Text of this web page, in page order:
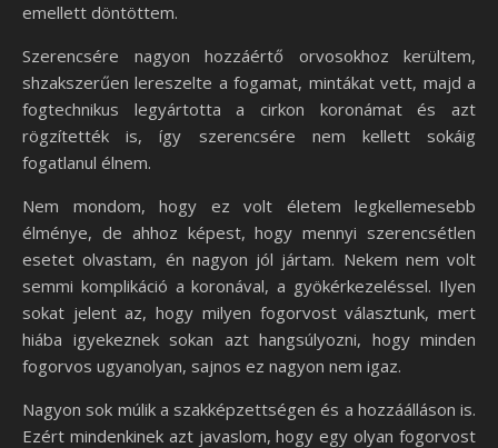
emellett döntöttem.
Szerencsére nagyon hozzáértő orvosokhoz kerültem,
shzakszerűen lereszelte a fogamat, mintákat vett, majd a
fogtechnikus legyártotta a cirkon koronámat és azt
rögzítették is, így szerencsére nem kellett sokáig
fogatlanul élnem.
Nem mondom, hogy ez volt életem legkellemesebb
élménye, de ahhoz képest, hogy mennyi szerencsétlen
esetet olvastam, én nagyon jól jártam. Nekem nem volt
semmi komplikáció a koronával, a gyökérkezeléssel. Ilyen
sokat jelent az, hogy milyen fogorvost választunk, mert
hiába igyekeznek sokan azt hangsúlyozni, hogy minden
fogorvos ugyanolyan, sajnos ez nagyon nem igaz.
Nagyon sok múlik a szakképzettségen és a hozzáálláson is.
Ezért mindenkinek azt javaslom, hogy egy olyan fogorvost